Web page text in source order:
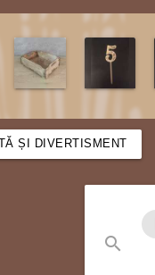
ȘI DIVERTISMENT
search